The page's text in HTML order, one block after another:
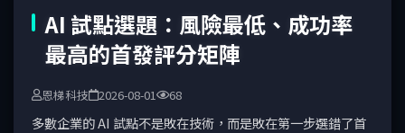
AI 試點選題：風險最低、成功率
最高的首發評分矩陣
恩梯科技 2026-08-01 68
多數企業的 AI 試點不是敗在技術，而是敗在第一步選錯了首